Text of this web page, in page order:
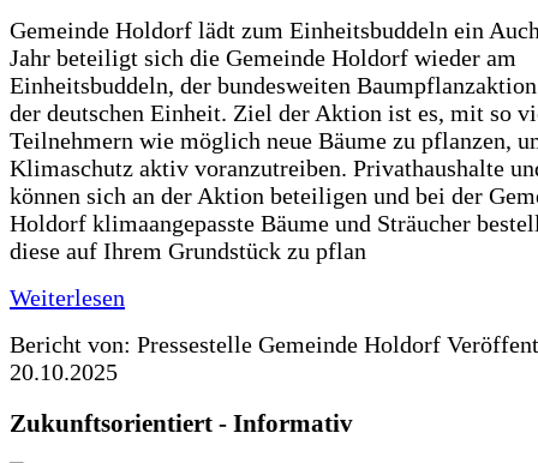
Gemeinde Holdorf lädt zum Einheitsbuddeln ein
Jahr beteiligt sich die Gemeinde Holdorf wieder am
Einheitsbuddeln, der bundesweiten
der deutschen Einheit. Ziel der Aktion ist es, mit so
Teilnehmern wie möglich neue Bäume zu pflanzen,
Klimaschutz aktiv voranzutreiben. Privathaushalte
können sich an der Aktion beteiligen und bei der
Holdorf klimaangepasste Bäume und Sträucher
diese auf Ihrem Grundstück zu pflan
Weiterlesen
Bericht von: Pressestelle Gemeinde Holdorf
20.10.2025
Zukunftsorientiert - Informativ